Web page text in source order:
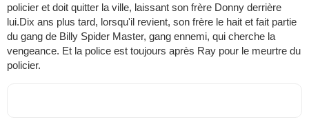
policier et doit quitter la ville, laissant son frère Donny derrière
lui.Dix ans plus tard, lorsqu'il revient, son frère le hait et fait partie
du gang de Billy Spider Master, gang ennemi, qui cherche la
vengeance. Et la police est toujours après Ray pour le meurtre du
policier.